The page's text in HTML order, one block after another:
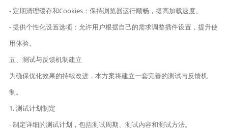
- 定期清理缓存和Cookies：保持浏览器运行顺畅，提高加载速度。
- 提供个性化设置选项：允许用户根据自己的需求调整插件设置，提升使
用体验。
五、测试与反馈机制建立
为确保优化效果的持续改进，本方案将建立一套完善的测试与反馈机
制。
1. 测试计划制定
- 制定详细的测试计划，包括测试周期、测试内容和测试方法。